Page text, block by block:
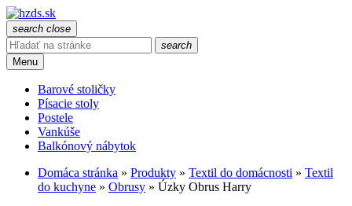
search close
search
Menu
Barové stoličky
Písacie stoly
Postele
Vankúše
Balkónový nábytok
Domáca stránka » Produkty » Textil do domácnosti » Textil
do kuchyne » Obrusy » Úzky Obrus Harry